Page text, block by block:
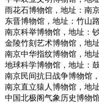
雨花石博物馆，地址：南
东晋博物馆，地址：竹山
南京科举博物馆，地址：
金陵竹刻艺术博物馆，
南京中华指纹博物馆，地
地球科学博物馆，地址：
南京民间抗日战争博物馆
南京直立猿人博物馆，
中国北极阁气象历史博物